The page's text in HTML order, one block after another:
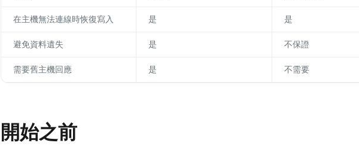
在主機無法連線時恢復寫入 是 是
避免資料遺失 是 不保證
需要舊主機回應 是 不需要
開始之前